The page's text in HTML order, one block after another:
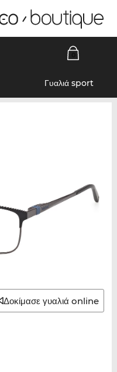
Γυαλιά sport
Δοκίμασε γυαλιά online